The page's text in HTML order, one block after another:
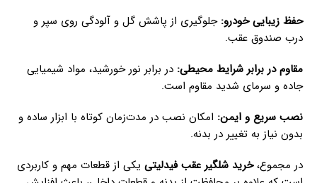
حفظ زیبایی خودرو: جلوگیری از پاشش گل و آلودگی روی سپر و
درب صندوق عقب.
مقاوم در برابر شرایط محیطی: در برابر نور خورشید، مواد شیمیایی
جاده و سرمای شدید مقاوم است.
نصب سریع و ایمن: امکان نصب در مدت‌زمان کوتاه با ابزار ساده و
بدون نیاز به تغییر در بدنه.
در مجموع،خرید شلگیر عقب فیدلیتی یکی از قطعات مهم و کاربردی